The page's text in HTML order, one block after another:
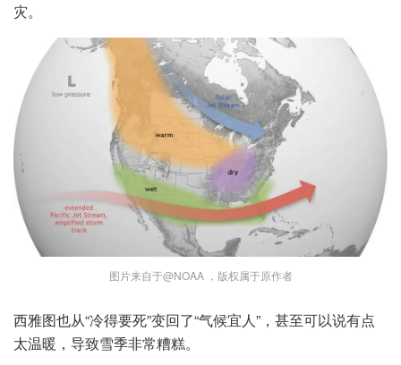
灾。
图片来自于@NOAA ，版权属于原作者
西雅图也从“冷得要死”变回了“气候宜人”，甚至可以说有点
太温暖，导致雪季非常糟糕。